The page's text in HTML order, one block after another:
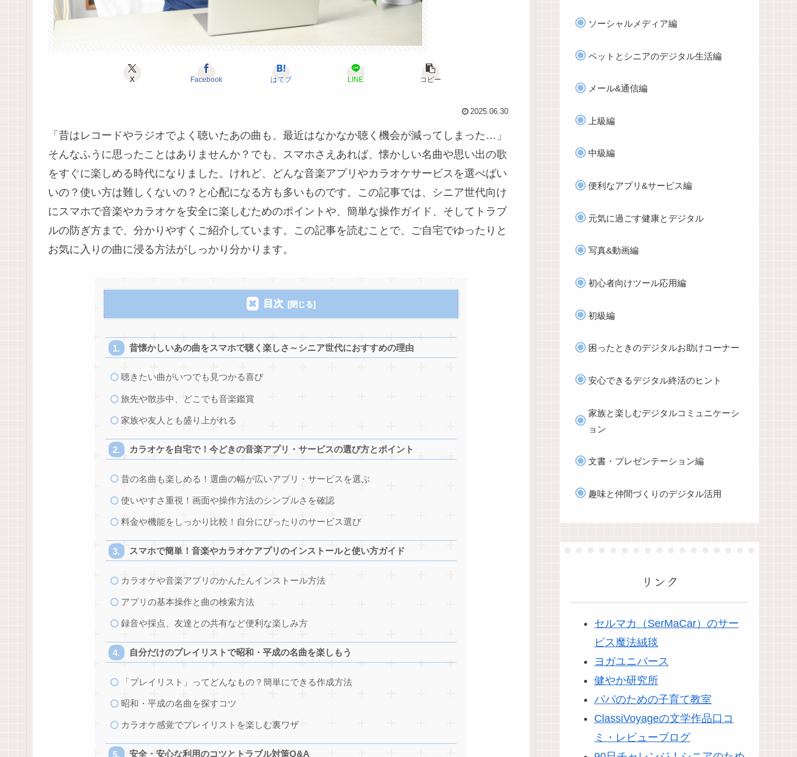
X Facebook はてブ LINE コピー
2025.06.30
「昔はレコードやラジオでよく聴いたあの曲も、最近はなかなか聴く機会が減ってしまった…」
そんなふうに思ったことはありませんか？でも、スマホさえあれば、懐かしい名曲や思い出の歌
をすぐに楽しめる時代になりました。けれど、どんな音楽アプリやカラオケサービスを選べばい
いの？使い方は難しくないの？と心配になる方も多いものです。この記事では、シニア世代向け
にスマホで音楽やカラオケを安全に楽しむためのポイントや、簡単な操作ガイド、そしてトラブ
ルの防ぎ方まで、分かりやすくご紹介しています。この記事を読むことで、ご自宅でゆったりと
お気に入りの曲に浸る方法がしっかり分かります。
目次
昔懐かしいあの曲をスマホで聴く楽しさ～シニア世代におすすめの理由
聴きたい曲がいつでも見つかる喜び
旅先や散歩中、どこでも音楽鑑賞
家族や友人とも盛り上がれる
カラオケを自宅で！今どきの音楽アプリ・サービスの選び方とポイント
昔の名曲も楽しめる！選曲の幅が広いアプリ・サービスを選ぶ
使いやすさ重視！画面や操作方法のシンプルさを確認
料金や機能をしっかり比較！自分にぴったりのサービス選び
スマホで簡単！音楽やカラオケアプリのインストールと使い方ガイド
カラオケや音楽アプリのかんたんインストール方法
アプリの基本操作と曲の検索方法
録音や採点、友達との共有など便利な楽しみ方
自分だけのプレイリストで昭和・平成の名曲を楽しもう
「プレイリスト」ってどんなもの？簡単にできる作成方法
昭和・平成の名曲を探すコツ
カラオケ感覚でプレイリストを楽しむ裏ワザ
安全・安心な利用のコツとトラブル対策Q&A
ソーシャルメディア編
ペットとシニアのデジタル生活編
メール&通信編
上級編
中級編
便利なアプリ&サービス編
元気に過ごす健康とデジタル
写真&動画編
初心者向けツール応用編
初級編
困ったときのデジタルお助けコーナー
安心できるデジタル終活のヒント
家族と楽しむデジタルコミュニケーシ
ョン
文書・プレゼンテーション編
趣味と仲間づくりのデジタル活用
リンク
セルマカ（SerMaCar）のサー
ビス魔法絨毯
ヨガユニバース
健やか研究所
パパのための子育て教室
ClassiVoyageの文学作品口コ
ミ・レビューブログ